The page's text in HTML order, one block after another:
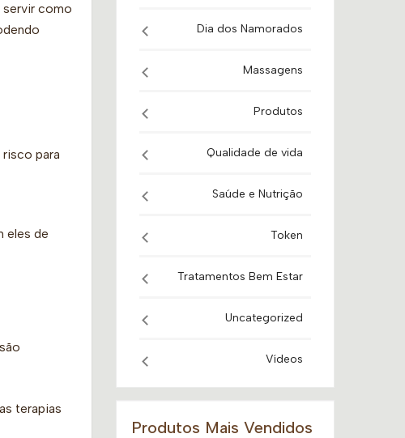
servir como
para
eles de
terapias
Dia dos Namorados
Massagens
Produtos
Qualidade de vida
Saúde e Nutrição
Token
Tratamentos Bem Estar
Uncategorized
Vídeos
Produtos Mais Vendidos